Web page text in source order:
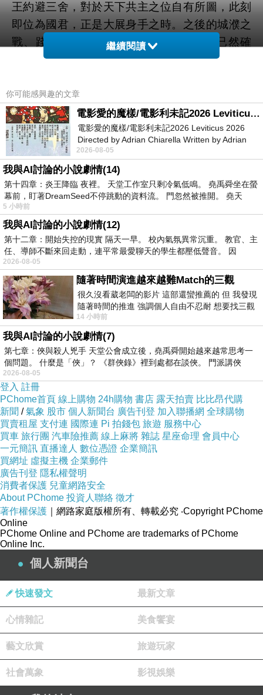
王約避三舍，對於天下共主之位自有所圖，此刻
即位為國君，正是大展身手之時。之後的城濮之
戰、踐土之盟，顯示晉文公霸主的地位已然確
立，對於秦穆公東進中原造成了嚴重的威脅，兩
張。
俗話說「有仇不報非君子」，晉文公既然身
握大權，那些曾在流亡生涯中侮辱過他的國家自
然成了報復的對象。當初公子重耳流亡至鄭國
時，鄭文公並不禮遇，有人甚至給了更可怕的提
議：
鄭叔瞻諫其君曰：「晉公子賢，而其從者皆國
相，且又同姓。鄭之出自厲王，而晉之出自武
王。」鄭君曰：「諸侯亡公子過此者眾，安可盡
禮？」叔瞻曰：「君不禮，不如殺之，且後為國
患。」鄭君不聽。──《史記‧晉世家》
加上城濮之戰中幫助楚國這件事，鄭國遂成為晉
文公下一個目標。西元前六三○年，晉國發兵圍
鄭，這次來的不僅只有晉國的軍隊，連遠在西方
的秦國也一併派兵前來，兩大霸主強兵壓境，鄭
國可說是面臨空前的危機。楚國剛吃了大敗仗，
暫時得休養生息，難以相助，眼看著國家就要整
個覆滅了，鄭文公怎能不急得跳腳？於是在大夫
佚之狐的介紹下，這一段的主角燭之武終於心不
甘情不願的登場了。
根據馮夢龍《東周列國志》的記載，燭之武
當年作的是「圉正」，乃是類似於孫悟空「弼馬
溫」一類的小官。此說大概只是揣測而來，小說
家者言，實不可信，但燭之武不受重用是可以確
定的，否則也不會說出「臣之壯也，猶不如人」
這樣自暴自棄又意含諷刺的話。然而面對鄭文公
以國家大義相脅，再怎麼不情願，還是得勉力一
試，否則亡國之罪名，一世人都難洗刷得清。
後來事情的發展我們都清楚了：燭之武在夜
繼續閱讀
你可能感興趣的文章
電影愛的魔樣/電影利未記2026 Leviticus 2026
電影愛的魔樣/電影利未記2026 Leviticus 2026
Directed by Adrian Chiarella Written by Adrian
Chiarella Starring Joe Bird
2026-08-05
我與AI討論的小說劇情(14)
第十四章：炎王降臨 夜裡。 天堂工作室只剩冷氣低鳴。 堯禹舜坐在螢
幕前，盯著DreamSeed不停跳動的資料流。 門忽然被推開。 堯天
5 小時前
我與AI討論的小說劇情(12)
第十二章：開始失控的現實 隔天一早。 校內氣氛異常沉重。 教官、主
任、導師不斷來回走動，連平常最愛聊天的學生都壓低聲音。 因
2026-08-05
隨著時間演進越來越難Match的三觀
很久沒看葳老闆的影片 這部還蠻推薦的 但 我發現
隨著時間的推進 強調個人自由不忍耐 想要找三觀
接近的不要說對象 連朋友都超
14 小時前
我與AI討論的小說劇情(7)
第七章：俠與殺人兇手 天堂公會成立後，堯禹舜開始越來越常思考一
個問題。 什麼是「俠」？ 《群俠錄》裡到處都在談俠。 門派講俠
2026-08-05
登入 註冊
PChome首頁 線上購物 24h購物 書店 露天拍賣 比比昂代購
新聞 /氣象 股市 個人新聞台 廣告刊登 加入聯播網 全球購物
買賣租屋 支付連 國際連 Pi 拍錢包 旅遊 服務中心
買車 旅行團 汽車險推薦 線上麻將 雜誌 星座命理 會員中心
一元簡訊 直播達人 數位憑證 企業簡訊
買網址 虛擬主機 企業郵件
廣告刊登 隱私權聲明
消費者保護 兒童網路安全
About PChome 投資人聯絡 徵才
著作權保護 ｜網路家庭版權所有、轉載必究 ‧Copyright PChome
Online
PChome Online and PChome are trademarks of PChome
Online Inc.
個人新聞台
快速發文 最新文章
心情雜記 美食饗宴
藝文欣賞 旅遊玩家
社會萬象 影視娛樂